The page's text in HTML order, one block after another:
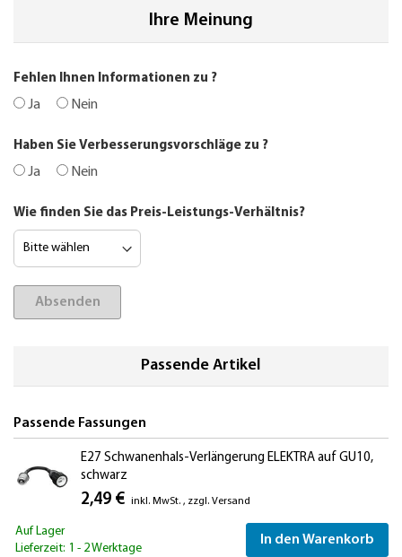
Ihre Meinung
Fehlen Ihnen Informationen zu ?
Ja Nein
Haben Sie Verbesserungsvorschläge zu ?
Ja Nein
Wie finden Sie das Preis-Leistungs-Verhältnis?
Absenden
Passende Artikel
Passende Fassungen
E27 Schwanenhals-Verlängerung ELEKTRA auf GU10,
schwarz
2,49 € inkl. MwSt. , zzgl. Versand
Auf Lager
Lieferzeit: 1 - 2 Werktage
In den Warenkorb